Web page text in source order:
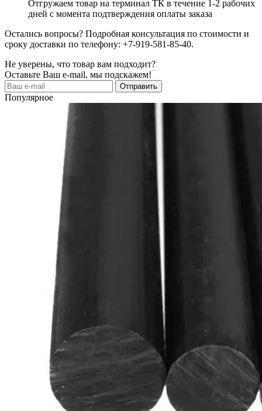
Отгружаем товар на терминал ТК в течение 1-2 рабочих
дней с момента подтверждения оплаты заказа
Остались вопросы? Подробная консультация по стоимости и
сроку доставки по телефону: +7-919-581-85-40.
Не уверены, что товар вам подходит?
Оставьте Ваш e-mail, мы подскажем!
Популярное